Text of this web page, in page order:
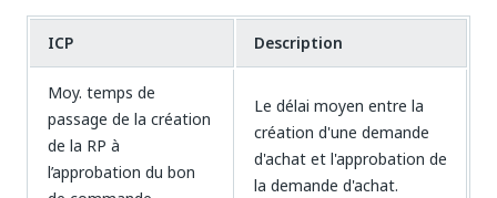
ICP Description
Moy. temps de
passage de la création
de la RP à
l’approbation du bon
Le délai moyen entre la
création d'une demande
d'achat et l'approbation de
la demande d'achat.